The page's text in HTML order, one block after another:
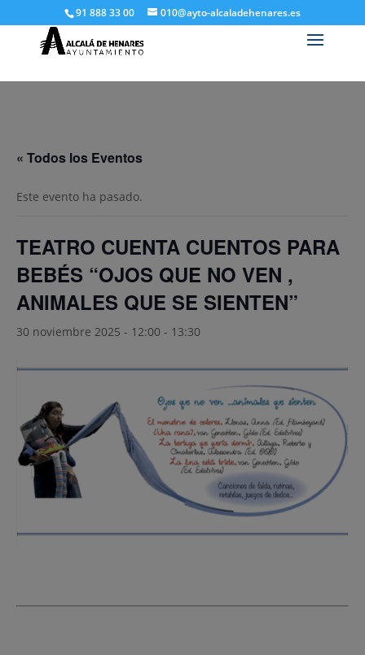
91 888 33 00 010@ayto-alcaladehenares.es
« Todos los Eventos
Este evento ha pasado.
TEATRO CUENTA CUENTOS PARA
BEBÉS “OJOS QUE NO VEN ,
ANIMALES QUE SE SIENTEN”
30 noviembre 2025 - 12:00 - 13:30